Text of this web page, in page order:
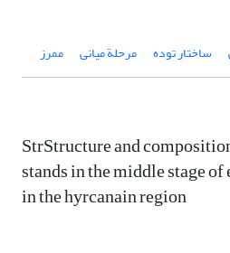
ساختار توده مرحلة میانی ممرز
StrStructure and
stands in the middle stage
in the hyrcanain region